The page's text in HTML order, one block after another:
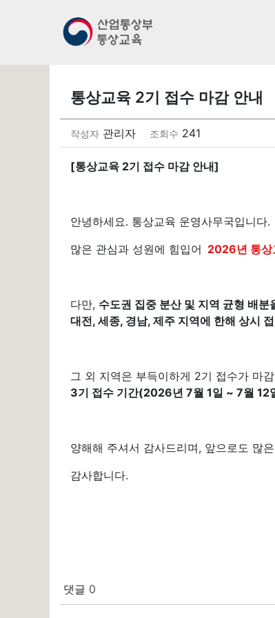
통상교육 2기 접수 마감 안내
작성자 관리자 조회수 241
[통상교육 2기 접수 마감 안내]
안녕하세요. 통상교육 운영사무국입니다.
많은 관심과 성원에 힘입어 2026년 통상
다만, 수도권 집중 분산 및 지역 균형 배분
대전, 세종, 경남, 제주 지역에 한해 상시
그 외 지역은 부득이하게 2기 접수가 마
3기 접수 기간(2026년 7월 1일 ~ 7월 12
양해해 주셔서 감사드리며, 앞으로도 많
감사합니다.
댓글 0